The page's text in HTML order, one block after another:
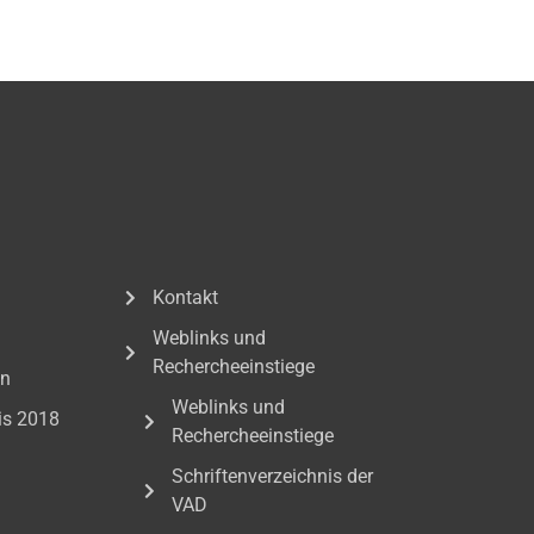
2018
Kontakt
Weblinks und
Rechercheeinstiege
Weblinks und
Rechercheeinstiege
Schriftenverzeichnis der
VAD